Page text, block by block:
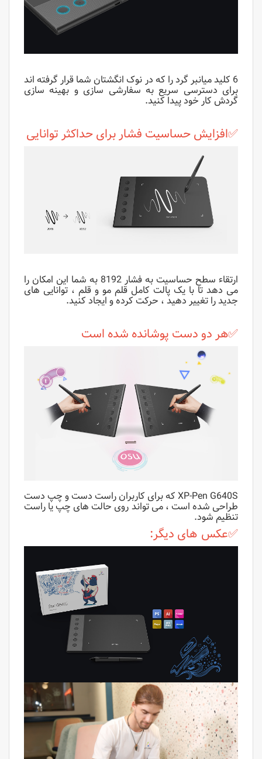
6 کلید میانبر گرد را که در نوک انگشتان شما قرار گرفته اند
برای دسترسی سریع به سفارشی سازی و بهینه سازی
گردش کار خود پیدا کنید.
✅افزایش حساسیت فشار برای حداکثر توانایی
ارتقاء سطح حساسیت به فشار 8192 به شما این امکان را
می دهد تا با یک پالت کامل قلم مو و قلم ، توانایی های
جدید را تغییر دهید ، حرکت کرده و ایجاد کنید.
✅هر دو دست پوشانده شده است
XP-Pen G640S که برای کاربران راست دست و چپ دست
طراحی شده است ، می تواند روی حالت های چپ یا راست
تنظیم شود.
✅عکس های دیگر: